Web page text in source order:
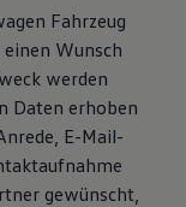
Fahrzeug
Wunsch
werden
Daten erhoben
E-Mail-
gewünscht,